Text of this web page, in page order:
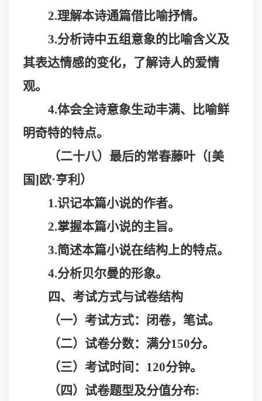
2.理解本诗通篇借比喻抒情。
3.分析诗中五组意象的比喻含义及
其表达情感的变化，了解诗人的爱情
观。
4.体会全诗意象生动丰满、比喻鲜
明奇特的特点。
（二十八）最后的常春藤叶（[美
国]欧·亨利）
1.识记本篇小说的作者。
2.掌握本篇小说的主旨。
3.简述本篇小说在结构上的特点。
4.分析贝尔曼的形象。
四、考试方式与试卷结构
（一） 考试方式：闭卷，笔试。
（二） 试卷分数：满分150分。
（三） 考试时间： 120分钟。
（四） 试卷题型及分值分布: